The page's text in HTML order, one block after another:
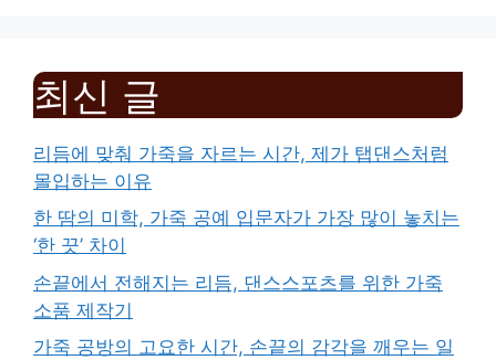
최신 글
리듬에 맞춰 가죽을 자르는 시간, 제가 탭댄스처럼
몰입하는 이유
한 땀의 미학, 가죽 공예 입문자가 가장 많이 놓치는
‘한 끗’ 차이
손끝에서 전해지는 리듬, 댄스스포츠를 위한 가죽
소품 제작기
가죽 공방의 고요한 시간, 손끝의 감각을 깨우는 일